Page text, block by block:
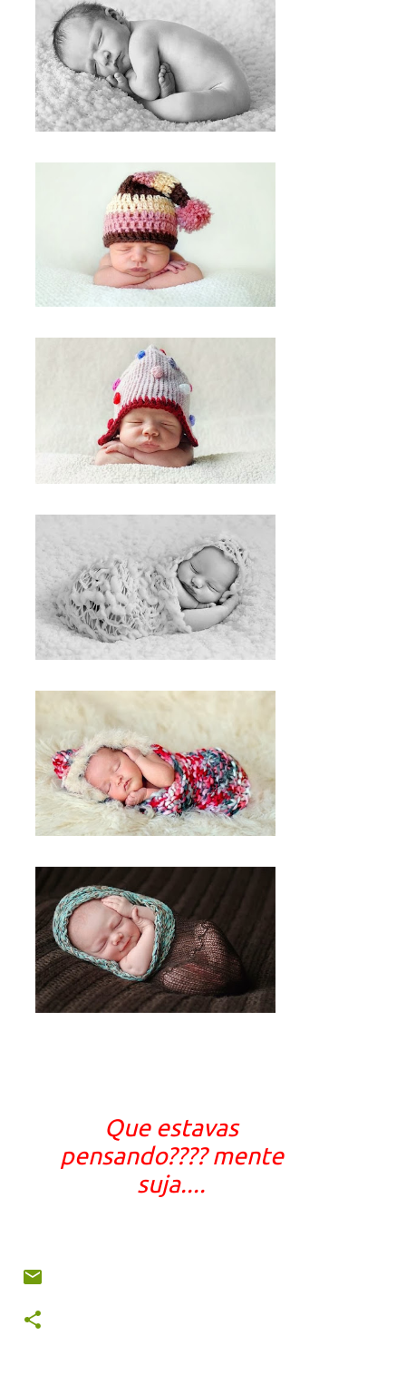
Que estavas
pensando???? mente
suja....